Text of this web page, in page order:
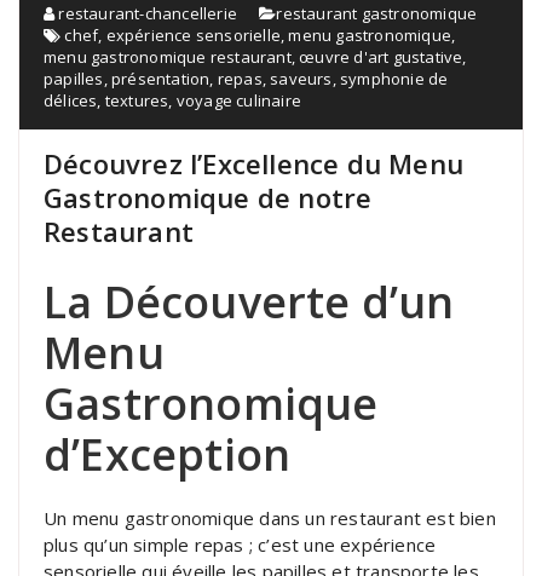
restaurant-chancellerie
restaurant gastronomique
chef, expérience sensorielle,menu gastronomique,
menu gastronomique restaurant,œuvre d'art gustative,
papilles,présentation, repas, saveurs, symphonie de
délices, textures, voyage culinaire
Découvrez l’Excellence du Menu
Gastronomique de notre
Restaurant
La Découverte d’un
Menu
Gastronomique
d’Exception
Un menu gastronomique dans un restaurant est bien
plus qu’un simple repas ; c’est une expérience
sensorielle qui éveille les papilles et transporte les